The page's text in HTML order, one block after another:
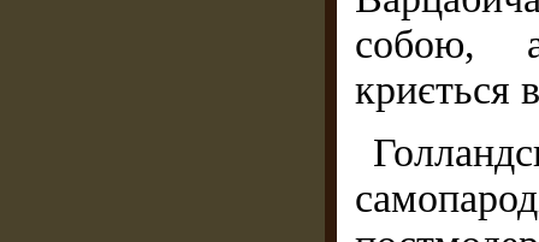
собою,
криється